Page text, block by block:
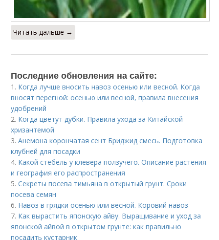
Читать дальше →
Последние обновления на сайте:
1. Когда лучше вносить навоз осенью или весной. Когда
вносят перегной: осенью или весной, правила внесения
удобрений
2. Когда цветут дубки. Правила ухода за Китайской
хризантемой
3.Анемона корончатая сент Бриджид смесь. Подготовка
клубней для посадки
4. Какой стебель у клевера ползучего. Описание растения
и география его распространения
5.Секреты посева тимьяна в открытый грунт. Сроки
посева семян
6. Навоз в грядки осенью или весной. Коровий навоз
7. Как вырастить японскую айву. Выращивание и уход за
японской айвой в открытом грунте: как правильно
посадить кустарник